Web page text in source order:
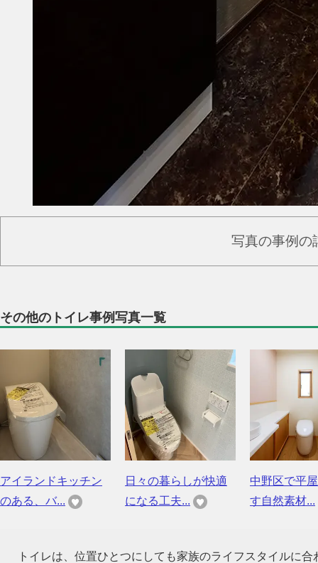
写真の事例の
その他のトイレ事例写真一覧
アイランドキッチン
のある、バ...
日々の暮らしが快適
になる工夫...
中野区で平
す自然素材...
トイレは、位置ひとつにしても家族のライフスタイルに